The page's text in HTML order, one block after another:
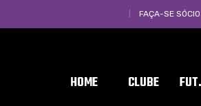
FAÇA-SE SÓCIO
HOME CLUBE